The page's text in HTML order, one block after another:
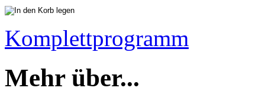
Komplettprogramm
Mehr über...